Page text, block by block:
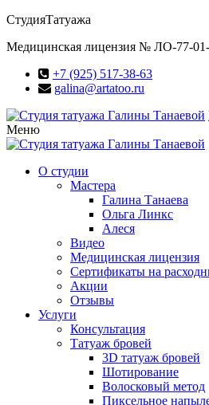
СтудияТатуажа
Медицинская лицензия № ЛО-77-01-
+7 (925) 517-38-63
galina@artatoo.ru
Меню
О студии
Мастера
Галина Танаева
Ольга Линкс
Алеся
Видео
Медицинская лицензия
Сертификаты на
Акции
Отзывы
Услуги
Консультация
Татуаж бровей
3D татуаж бровей
Шотирование
Волосковый метод
Пиксельное